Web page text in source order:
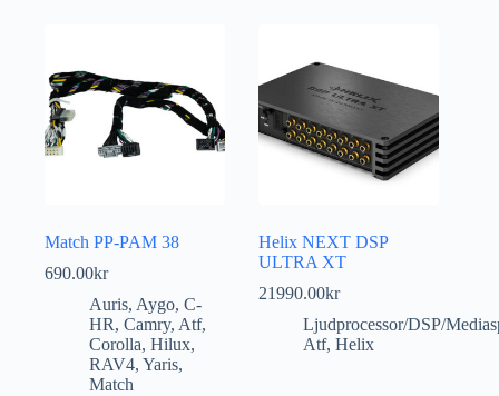
Match PP-PAM 38
690.00kr
Auris, Aygo, C-
HR, Camry, Atf,
Corolla, Hilux,
RAV4, Yaris,
Match
Helix NEXT DSP
ULTRA XT
21990.00kr
Ljudprocessor/DSP/
Atf,Helix